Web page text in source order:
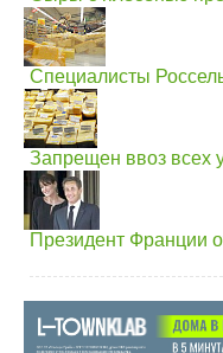
Специалисты
Запрещен ввоз всех
Президент Франции